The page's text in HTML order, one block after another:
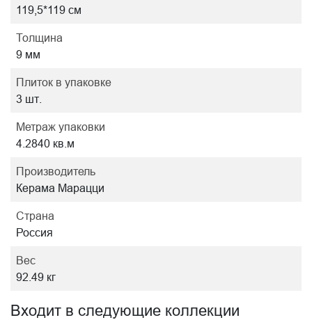
119,5*119 см
Толщина
9 мм
Плиток в упаковке
3 шт.
Метраж упаковки
4.2840 кв.м
Производитель
Керама Марацци
Страна
Россия
Вес
92.49 кг
Входит в следующие коллекции